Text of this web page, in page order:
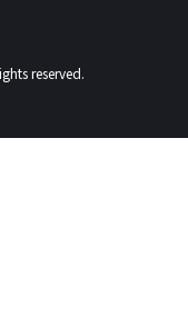
reserved.